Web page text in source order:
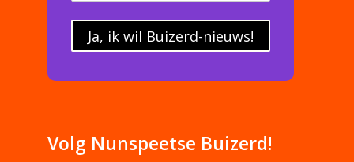
Ja, ik wil Buizerd-nieuws!
Volg Nunspeetse Buizerd!